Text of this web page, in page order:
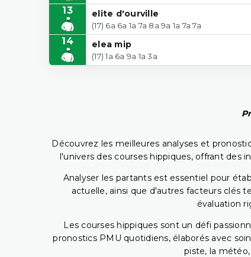
13 elite d'ourville
(17) 6a 6a 1a 7a 8a 9a 1a 7a 7a
14 elea mip
(17) 1a 6a 9a 1a 3a
Découvrez les meilleures analyses et
l'univers des courses hippiques, offrant des
Analyser les partants est essentiel pour
actuelle, ainsi que d'autres facteurs clés
évaluation
Les courses hippiques sont un défi
pronostics PMU quotidiens, élaborés avec
piste, la